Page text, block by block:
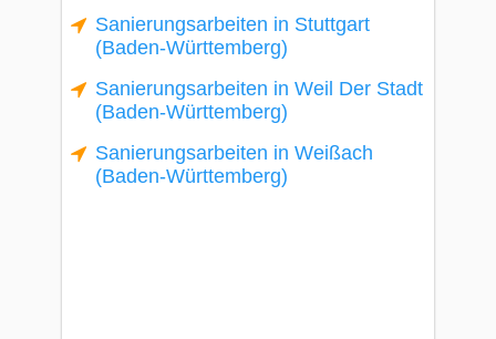
Sanierungsarbeiten in Stuttgart
(Baden-Württemberg)
Sanierungsarbeiten in Weil Der Stadt
(Baden-Württemberg)
Sanierungsarbeiten in Weißach
(Baden-Württemberg)